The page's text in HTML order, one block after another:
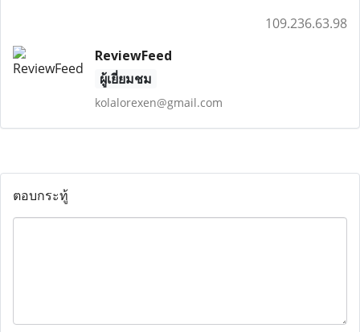
109.236.63.98
ReviewFeed
ผู้เยี่ยมชม
kolalorexen@gmail.com
ตอบกระทู้